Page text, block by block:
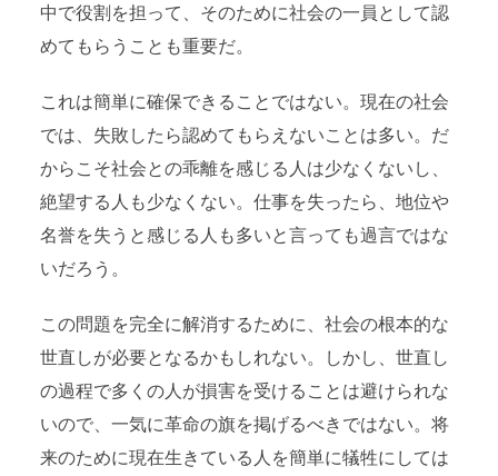
中で役割を担って、そのために社会の一員として認
めてもらうことも重要だ。
これは簡単に確保できることではない。現在の社会
では、失敗したら認めてもらえないことは多い。だ
からこそ社会との乖離を感じる人は少なくないし、
絶望する人も少なくない。仕事を失ったら、地位や
名誉を失うと感じる人も多いと言っても過言ではな
いだろう。
この問題を完全に解消するために、社会の根本的な
世直しが必要となるかもしれない。しかし、世直し
の過程で多くの人が損害を受けることは避けられな
いので、一気に革命の旗を掲げるべきではない。将
来のために現在生きている人を簡単に犠牲にしては